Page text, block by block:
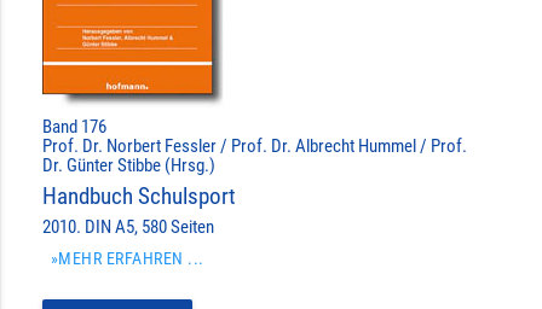
Band 176
Prof. Dr. Norbert Fessler / Prof. Dr. Albrecht Hummel / Prof.
Dr. Günter Stibbe (Hrsg.)
Handbuch Schulsport
2010. DIN A5, 580 Seiten
»MEHR ERFAHREN ...